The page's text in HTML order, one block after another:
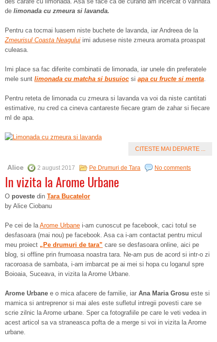
de limonada cu zmeura si lavanda.
Pentru ca tocmai luasem niste buchete de lavanda, iar Andreea de la
Zmeurisul Coasta Neagului imi adusese niste zmeura aromata proaspat
culeasa.
Imi place sa fac diferite combinatii de limonada, iar unele din preferatele
mele sunt limonada cu matcha si busuioc si apa cu fructe si menta.
Pentru reteta de limonada cu zmeura si lavanda va voi da niste cantitati
estimative, nu cred ca cineva cantareste fiecare gram de zahar si fiecare
ml de apa.
CITESTE MAI DEPARTE ...
Alice 2 august 2017 Pe Drumuri de Tara No comments
In vizita la Arome Urbane
O poveste din Tara Bucatelor
by Alice Ciobanu
Pe cei de laArome Urbane i-am cunoscut pe facebook, caci totul se
desfasoara (mai nou) pe facebook. Asa ca i-am contactat pentru micul
meu proiect „Pe drumuri de tara” care se desfasoara online, aici pe
blog, si offline prin frumoasa noastra tara. Ne-am pus de acord si intr-o zi
racoroasa de sambata, i-am imbarcat pe ai mei si hopa cu loganul spre
Boioaia, Suceava, in vizita la Arome Urbane.
Arome Urbane e o mica afacere de familie, iar Ana Maria Grosu este si
mamica si antreprenor si mai ales este sufletul intregii povesti care se
scrie zilnic la Arome urbane. Sper ca fotografiile pe care le veti vedea in
acest articol sa va straneasca pofta de a merge si voi in vizita la Arome
urbane.